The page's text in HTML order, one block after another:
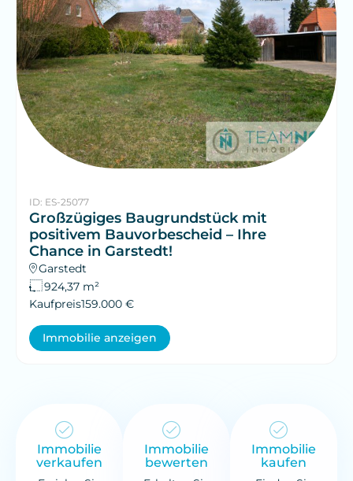
ID: ES-25077
Großzügiges Baugrundstück mit
positivem Bauvorbescheid – Ihre
Chance in Garstedt!
Garstedt
924,37 m²
Kaufpreis159.000 €
Immobilie anzeigen
Immobilie
verkaufen
Immobilie
bewerten
Immobilie
kaufen